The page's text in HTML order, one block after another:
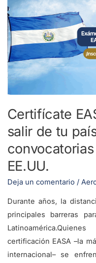
Certifícate
salir de tu
EE.UU.
Deja un comentario /
Durante años, la
principales barreras
certificación EASA –la
internacional– se
Parte
66
sin
salir
de
tu
país:
convocatorias
en
El
o
EE.UU.